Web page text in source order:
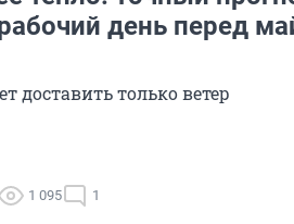
день перед
доставить только ветер
1 095 1